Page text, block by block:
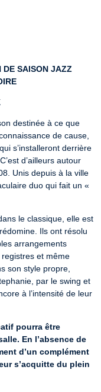
DE SAISON JAZZ
destinée à ce que
de cause,
s’installeront derrière
d’ailleurs autour
Unis depuis à la ville
duo qui fait un «
le classique, elle est
Ils ont résolu
arrangements
et même
son style propre,
par le swing et
à l’intensité de leur
pourra être
En l’absence de
d’un complément
s’acquitte du plein